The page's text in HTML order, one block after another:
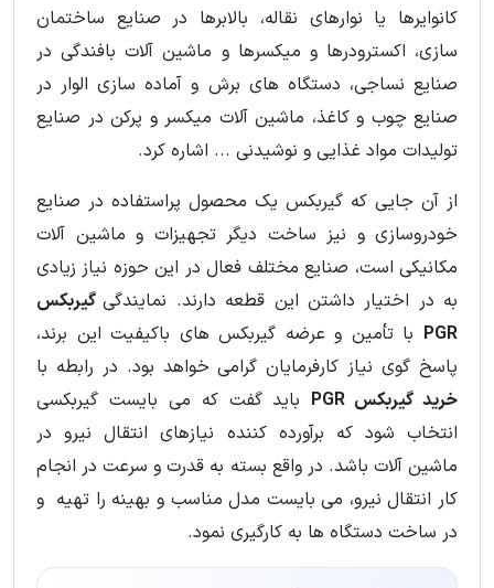
کانوایرها یا نوارهای نقاله، بالابرها در صنایع ساختمان
سازی، اکسترودرها و میکسرها و ماشین آلات بافندگی در
صنایع نساجی، دستگاه های برش و آماده سازی الوار در
صنایع چوب و کاغذ، ماشین آلات میکسر و پرکن در صنایع
تولیدات مواد غذایی و نوشیدنی ... اشاره کرد.
از آن جایی که گیربکس یک محصول پراستفاده در صنایع
خودروسازی و نیز ساخت دیگر تجهیزات و ماشین آلات
مکانیکی است، صنایع مختلف فعال در این حوزه نیاز زیادی
به در اختیار داشتن این قطعه دارند. نمایندگیگیربکس
PGR با تأمین و عرضه گیربکس های باکیفیت این برند،
پاسخ گوی نیاز کارفرمایان گرامی خواهد بود. در رابطه با
خرید گیربکس PGR
باید گفت که می بایست گیربکسی
انتخاب شود که برآورده کننده نیازهای انتقال نیرو در
ماشین آلات باشد. در واقع بسته به قدرت و سرعت در انجام
کار انتقال نیرو، می بایست مدل مناسب و بهینه را تهیه و
در ساخت دستگاه ها به کارگیری نمود.